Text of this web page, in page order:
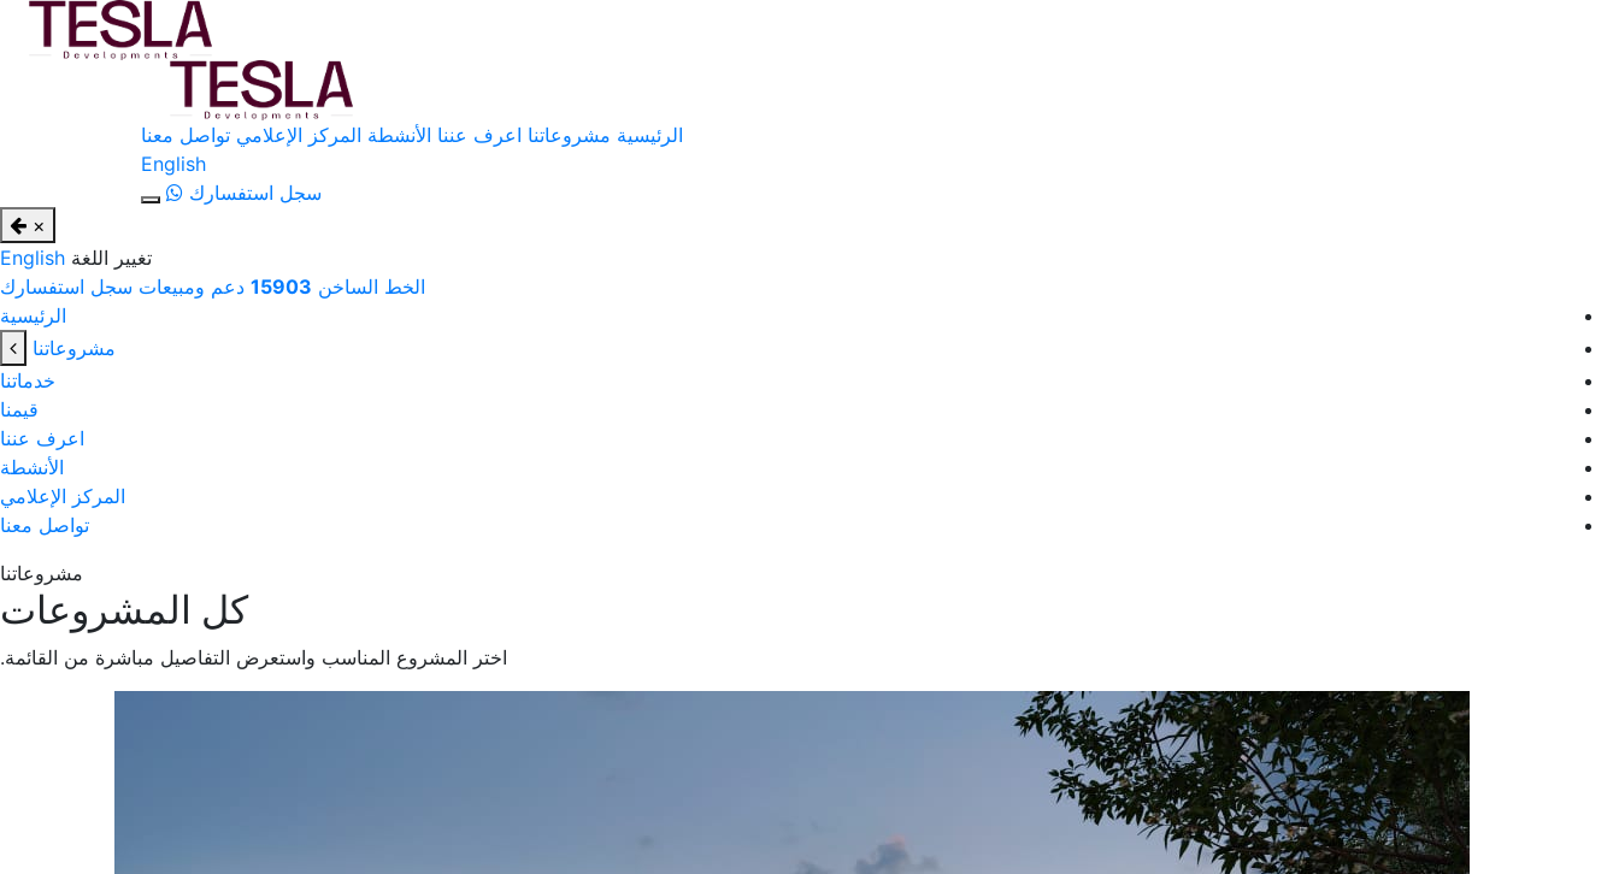
الرئيسية مشروعاتنا اعرف عننا الأنشطة المركز الإعلامي تواصل معنا
English
سجل استفسارك
×
تغيير اللغة English
الخط الساخن 15903 دعم ومبيعات سجل استفسارك
الرئيسية
مشروعاتنا
خدماتنا
قيمنا
اعرف عننا
الأنشطة
المركز الإعلامي
تواصل معنا
مشروعاتنا
كل المشروعات
اختر المشروع المناسب واستعرض التفاصيل مباشرة من القائمة.